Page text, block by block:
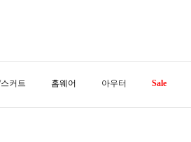
커트 홈웨어 아우터 Sale